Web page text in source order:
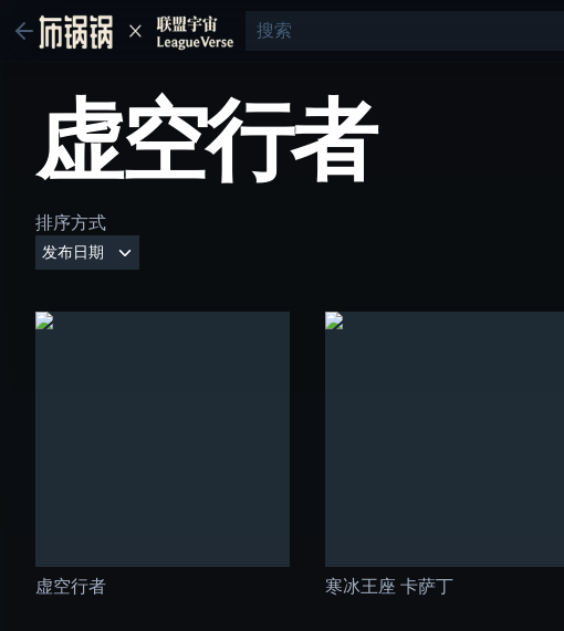
虚空行者
排序方式
虚空行者 寒冰王座 卡萨丁